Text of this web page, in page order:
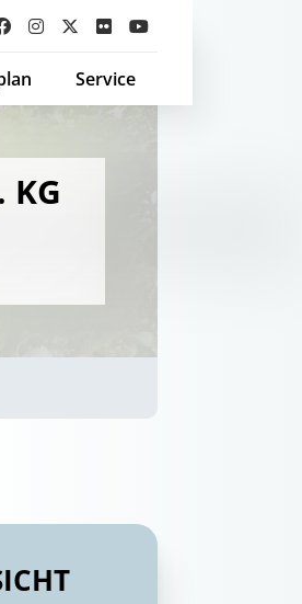
Service
KG